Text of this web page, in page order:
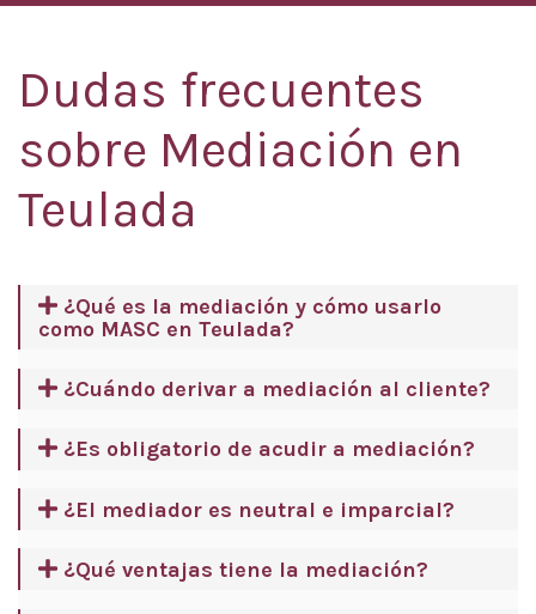
Dudas frecuentes
sobre Mediación en
Teulada
¿Qué es la mediación y cómo usarlo
como MASC en Teulada?
¿Cuándo derivar a mediación al cliente?
¿Es obligatorio de acudir a mediación?
¿El mediador es neutral e imparcial?
¿Qué ventajas tiene la mediación?